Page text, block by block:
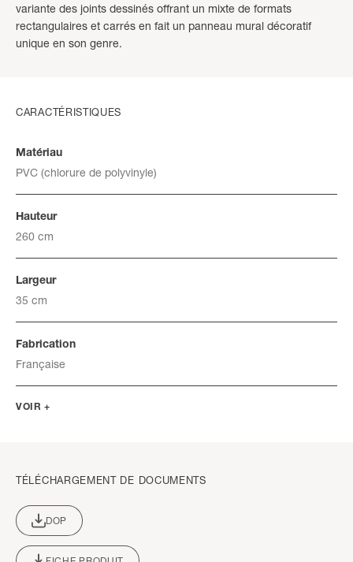
variante des joints dessinés offrant un mixte de formats
rectangulaires et carrés en fait un panneau mural décoratif
unique en son genre.
CARACTÉRISTIQUES
Matériau
PVC (chlorure de polyvinyle)
Hauteur
260 cm
Largeur
35 cm
Fabrication
Française
VOIR +
TÉLÉCHARGEMENT DE DOCUMENTS
DOP